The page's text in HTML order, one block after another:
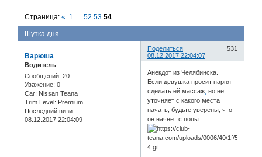
Шутка дня
Страница:« 1 52 53 54
Поделиться
531
08.12.2017 22:04:07
Варюша
Водитель
Сообщений: 20
Уважение: 0
Car: Nissan Teana
Trim Level: Premium
Последний визит:
08.12.2017 22:04:09
Анекдот из Челябинска.
Если девушка просит парня
сделать ей массаж но не
уточняет с какого места
начать, будьте уверены, что
он начнёт с попы.